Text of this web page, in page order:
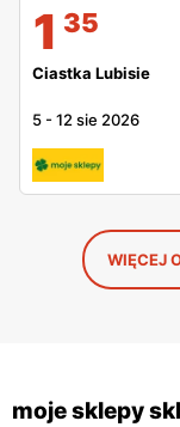
1 35
Ciastka Lubisie
5 -12 sie 2026
WIĘCEJ
moje sklepy